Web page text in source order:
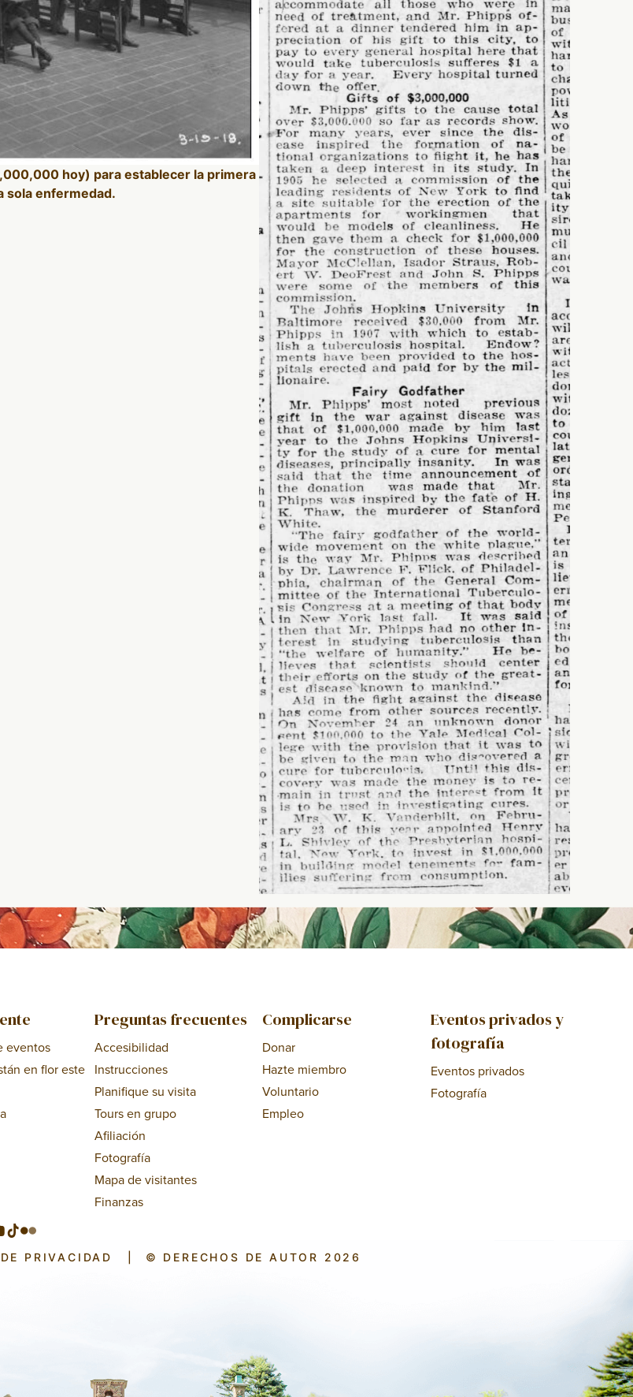
hoy) para establecer la primera
sola enfermedad.
eventos
en flor este
Preguntas frecuentes
Accesibilidad
Instrucciones
Planifique su visita
Tours en grupo
Afiliación
Fotografía
Mapa de visitantes
Finanzas
Complicarse
Donar
Hazte miembro
Voluntario
Empleo
Eventos privados y
fotografía
Eventos privados
Fotografía
PRIVACIDAD © DERECHOS DE AUTOR 2026